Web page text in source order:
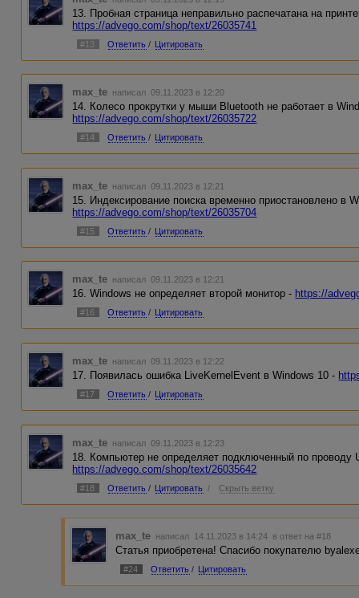
13. Пробная страница неправильно распечатана на
https://advego.com/shop/text/26035741
#13 Ответить / Цитировать
max_te написал 09.11.2023 в 12:20
14. Колесо прокрутки у мыши Bluetooth не работает в
https://advego.com/shop/text/26035722
#14 Ответить / Цитировать
max_te написал 09.11.2023 в 12:21
15. Индексирование поиска временно приостановлено в
https://advego.com/shop/text/26035704
#15 Ответить / Цитировать
max_te написал 09.11.2023 в 12:21
16. Windows не определяет второй монитор - https://
#16 Ответить / Цитировать
max_te написал 09.11.2023 в 12:22
17. Появилась ошибка LiveKernelEvent в Windows 10 -
#17 Ответить / Цитировать
max_te написал 09.11.2023 в 12:23
18. Компьютер не определяет подключенный по проводу
https://advego.com/shop/text/26035642
#18 Ответить / Цитировать / Скрыть ветку
max_te написал 14.11.2023 в 14:24 в ответ на #18
Статья приобретена! Спасибо покупателю
#24 Ответить / Цитировать